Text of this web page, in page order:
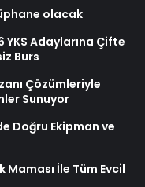
Çözümleriyle
Sunuyor
Ekipman ve
İle Tüm Evcil
RSS|Feed Atom|Feed